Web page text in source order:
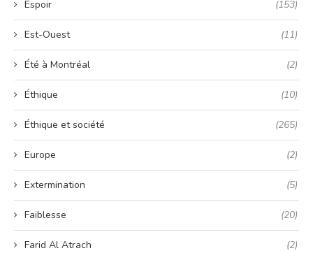
Espoir (153)
Est-Ouest (11)
Été à Montréal (2)
Éthique (10)
Éthique et société (265)
Europe (2)
Extermination (5)
Faiblesse (20)
Farid Al Atrach (2)